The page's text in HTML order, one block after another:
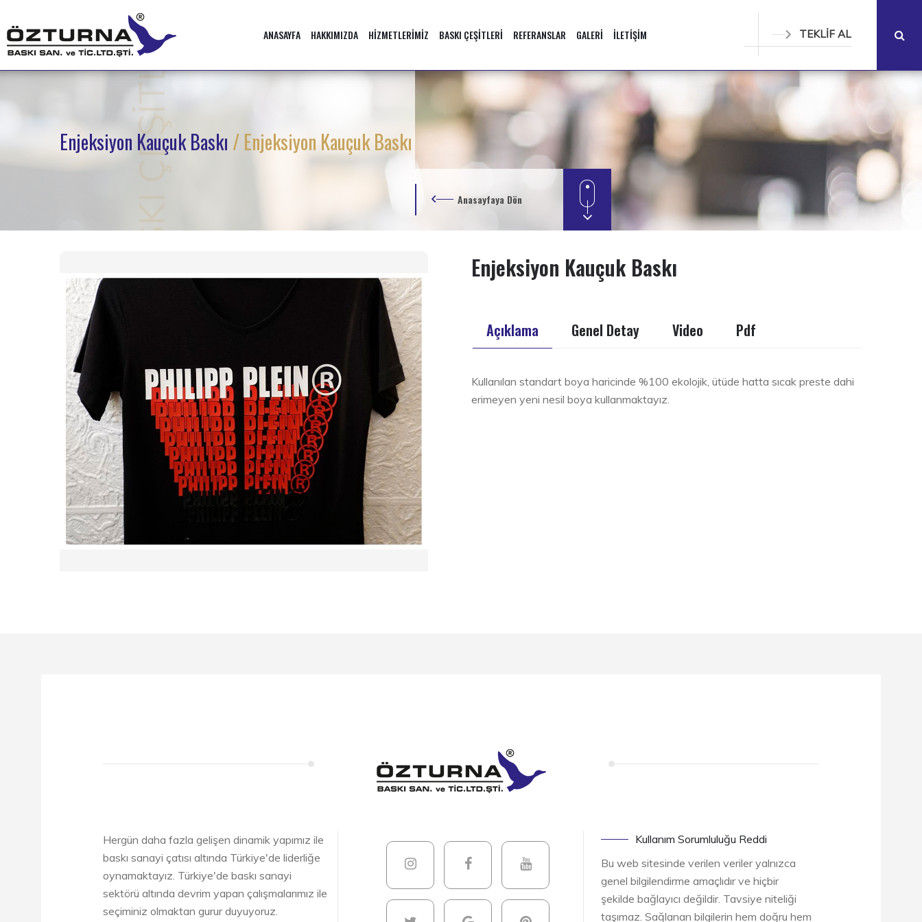
ANASAYFA HAKKIMIZDA HİZMETLERİMİZ BASKI ÇEŞİTLERİ REFERANSLAR GALERİ İLETİŞİM TEKLİF AL
BASKI ÇEŞİTLERİ
Enjeksiyon Kauçuk Baskı / Enjeksiyon Kauçuk Baskı
Anasayfaya Dön
Enjeksiyon Kauçuk Baskı
Açıklama Genel Detay Video Pdf
Kullanılan standart boya haricinde %100 ekolojik, ütüde hatta sıcak preste dahi
erimeyen yeni nesil boya kullanmaktayız.
Hergün daha fazla gelişen dinamik yapımız ile
baskı sanayi çatısı altında Türkiye'de liderliğe
oynamaktayız. Türkiye'de baskı sanayi
sektörü altında devrim yapan çalışmalarımız ile
seçiminiz olmaktan gurur duyuyoruz.
Kullanım Sorumluluğu Reddi
Bu web sitesinde verilen veriler yalnızca
genel bilgilendirme amaçlıdır ve hiçbir
şekilde bağlayıcı değildir. Tavsiye niteliği
taşımaz. Sağlanan bilgilerin hem doğru hem